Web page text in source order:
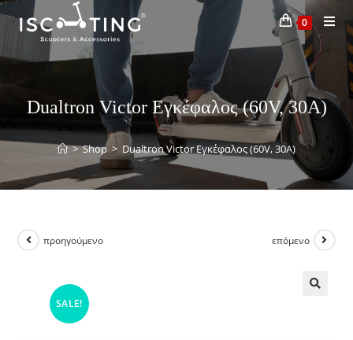
0
Dualtron Victor Εγκέφαλος (60V, 30A)
> Shop > Dualtron Victor Εγκέφαλος (60V, 30A)
SALE!
προηγούμενο επόμενο